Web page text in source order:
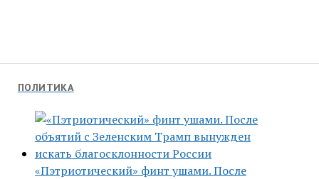
ПОЛИТИКА
«Пэтриотический» финт ушами. После